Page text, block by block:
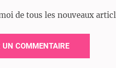
de tous les nouveaux